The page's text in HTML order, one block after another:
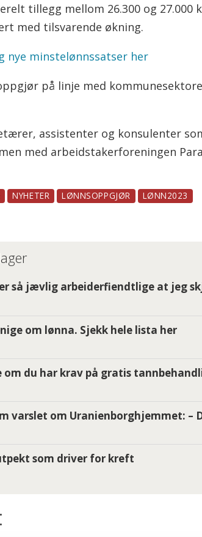
tillegg mellom 26.300 og
med tilsvarende økning.
nye minstelønnssatser her
på linje med
assistenter og konsulenter
med arbeidstakerforeningen
NYHETER LØNNSOPPGJØR LØNN2023
er så jævlig arbeiderfiendtlige at jeg
om lønna. Sjekk hele lista her
om du har krav på gratis
varslet om Uranienborghjemmet: –
som driver for kreft